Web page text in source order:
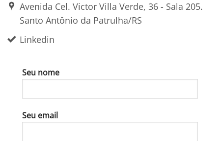
Avenida Cel. Victor Villa Verde, 36 - Sala 205.
Santo Antônio da Patrulha/RS
Linkedin
Seu nome
Seu email